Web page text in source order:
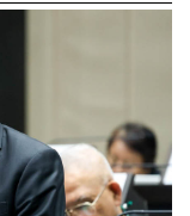
โดยห้าม
ของขวัญหรือของ
ยา โดยให้โรง
ฏิเสธเงินกินเปล่า
การใบอนุญาตยิ้ม
ต่อเติมบ้านให้ผ่าน
าที่และตัดวงจร